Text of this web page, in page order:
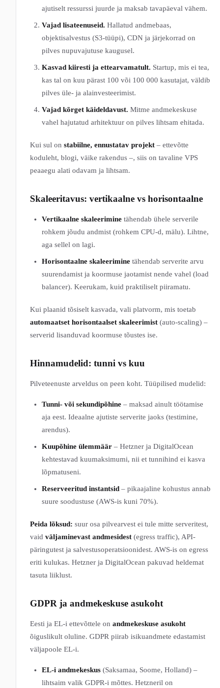
ajutiselt ressurssi juurde ja maksab tavapäeval vähem.
Vajad lisateenuseid. Hallatud andmebaas,
objektisalvestus (S3-tüüpi), CDN ja järjekorrad on
pilves nupuvajutuse kaugusel.
Kasvad kiiresti ja ettearvamatult. Startup, mis ei tea,
kas tal on kuu pärast 100 või 100 000 kasutajat, väldib
pilves üle- ja alainvesteerimist.
Vajad kõrget käideldavust. Mitme andmekeskuse
vahel hajutatud arhitektuur on pilves lihtsam ehitada.
Kui sul on stabiilne, ennustatav projekt – ettevõtte
koduleht, blogi, väike rakendus –, siis on tavaline VPS
peaaegu alati odavam ja lihtsam.
Skaleeritavus: vertikaalne vs horisontaalne
Vertikaalne skaleerimine tähendab ühele serverile
rohkem jõudu andmist (rohkem CPU-d, mälu). Lihtne,
aga sellel on lagi.
Horisontaalne skaleerimine tähendab serverite arvu
suurendamist ja koormuse jaotamist nende vahel (load
balancer). Keerukam, kuid praktiliselt piiramatu.
Kui plaanid tõsiselt kasvada, vali platvorm, mis toetab
automaatset horisontaalset skaleerimist (auto-scaling) –
serverid lisanduvad koormuse tõustes ise.
Hinnamudelid: tunni vs kuu
Pilveteenuste arveldus on peen koht. Tüüpilised mudelid:
Tunni- või sekundipõhine – maksad ainult töötamise
aja eest. Ideaalne ajutiste serverite jaoks (testimine,
arendus).
Kuupõhine ülemmäär – Hetzner ja DigitalOcean
kehtestavad kuumaksimumi, nii et tunnihind ei kasva
lõpmatuseni.
Reserveeritud instantsid – pikaajaline kohustus annab
suure soodustuse (AWS-is kuni 70%).
Peida lõksud: suur osa pilvearvest ei tule mitte serveritest,
vaid väljaminevast andmesidest (egress traffic), API-
päringutest ja salvestusoperatsioonidest. AWS-is on egress
eriti kulukas. Hetzner ja DigitalOcean pakuvad heldemat
tasuta liiklust.
GDPR ja andmekeskuse asukoht
Eesti ja EL-i ettevõttele on andmekeskuse asukoht
õiguslikult oluline. GDPR piirab isikuandmete edastamist
väljapoole EL-i.
EL-i andmekeskus (Saksamaa, Soome, Holland) –
lihtsaim valik GDPR-i mõttes. Hetzneril on